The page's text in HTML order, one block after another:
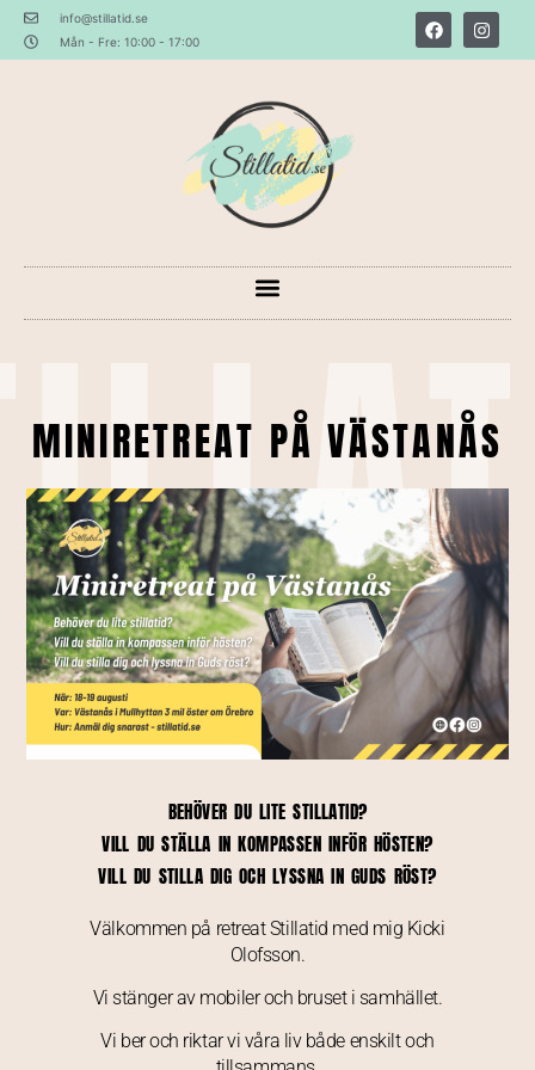
info@stillatid.se
Mån - Fre: 10:00 - 17:00
MINIRETREAT PÅ VÄSTANÅS
BEHÖVER DU LITE STILLATID?
VILL DU STÄLLA IN KOMPASSEN INFÖR HÖSTEN?
VILL DU STILLA DIG OCH LYSSNA IN GUDS RÖST?
Välkommen på retreat Stillatid med mig Kicki
Olofsson.
Vi stänger av mobiler och bruset i samhället.
Vi ber och riktar vi våra liv både enskilt och